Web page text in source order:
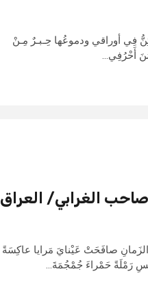
أوراقي ودموعُها حِـبـرٌ مِـنْ
أَحْرُفِي...
الغرابي/ العراق
صافَحَتْ عَيْنايَ مَرايا عاكِسَةً
رَمْلَةً حَمْراءَ جُمْجُمَةَ...